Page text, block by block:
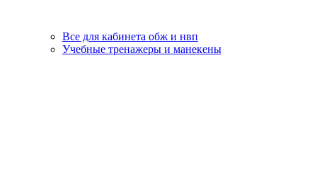
Все для кабинета обж и нвп
Учебные тренажеры и манекены